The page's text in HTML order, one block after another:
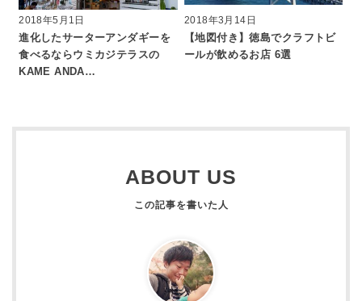
2018年5月1日
進化したサーターアンダギーを
食べるならウミカジテラスの
KAME ANDA…
2018年3月14日
【地図付き】徳島でクラフトビ
ールが飲めるお店 6選
ABOUT US